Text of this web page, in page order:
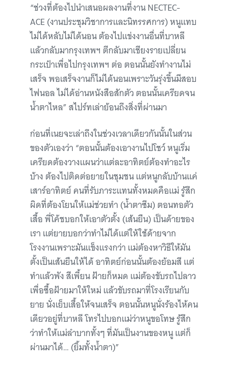
“ช่วงที่ต้องไปนำเสนอผลงานที่งาน NECTEC-
ACE (งานประชุมวิชาการและนิทรรศการ) หนูแทบ
ไม่ได้หลับไม่ได้นอน ต้องไปแข่งงานอื่นที่บาหลี
แล้วกลับมากรุงเทพฯ ตีกลับมาเชียงรายเปลี่ยน
กระเป๋าเพื่อไปกรุงเทพฯ ต่อ ตอนนั้นยังทำงานไม่
เสร็จ พอเสร็จงานก็ไม่ได้นอนเพราะวันรุ่งขึ้นมีสอบ
ไฟนอล ไม่ได้อ่านหนังสือสักตัว ตอนนั้นเครียดจน
น้ำตาไหล” สไปร์ทเล่าย้อนถึงสิ่งที่ผ่านมา
ก่อนที่เนยจะเล่าถึงในช่วงเวลาเดียวกันนั้นในส่วน
ของตัวเองว่า “ตอนนั้นต้องเอางานไปโชว์ หนูเริ่ม
เครียดต้องวางแผนว่าแต่ละอาทิตย์ต้องทำอะไร
บ้าง ต้องไปติดต่อยายในชุมชน แต่หนูกลับบ้านแค่
เสาร์อาทิตย์ คนที่รับภาระแทนทั้งหมดคือแม่ รู้สึก
ผิดที่ต้องโยนให้แม่ช่วยทำ (น้ำตาซึม) ตอนทอตัว
เสื้อ พี่โค้ชบอกให้เอาตัวตั้ง (เส้นยืน) เป็นด้ายของ
เรา แต่ยายบอกว่าทำไม่ได้แต่ให้ใช้ด้ายจาก
โรงงานเพราะมันแข็งแรงกว่า แม่ต้องหาวิธีให้มัน
ตั้งเป็นเส้นยืนให้ได้ อาทิตย์ก่อนนั้นต้องย้อมสี แต่
ทำแล้วพัง สีเพี้ยน ฝ้ายก็หมด แม่ต้องขับรถไปลาว
เพื่อซื้อฝ้ายมาให้ใหม่ แล้วขับรถมาที่โรงเรียนกับ
ยาย นั่งเย็บเสื้อให้จนเสร็จ ตอนนั้นหนูนั่งร้องไห้คน
เดียวอยู่ที่บาหลี โทรไปบอกแม่ว่าหนูขอโทษ รู้สึก
ว่าทำให้แม่ลำบากทั้งๆ ที่มันเป็นงานของหนู แต่ก็
ผ่านมาได้… (ยิ้มทั้งน้ำตา)”